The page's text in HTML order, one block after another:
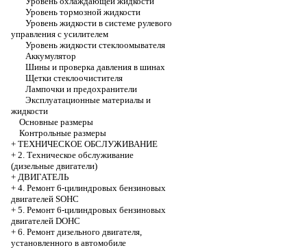
Уровень тормозной жидкости
Уровень жидкости в системе рулевого
управления с усилителем
Уровень жидкости стеклоомывателя
Аккумулятор
Шины и проверка давления в шинах
Щетки стеклоочистителя
Лампочки и предохранители
Эксплуатационные материалы и
жидкости
Основные размеры
Контрольные размеры
+ ТЕХНИЧЕСКОЕ ОБСЛУЖИВАНИЕ
+ 2. Техническое обслуживание
(дизельные двигатели)
+ ДВИГАТЕЛЬ
+ 4. Ремонт 6-цилиндровых бензиновых
двигателей SOHC
+ 5. Ремонт 6-цилиндровых бензиновых
двигателей DOHC
+ 6. Ремонт дизельного двигателя,
установленного в автомобиле